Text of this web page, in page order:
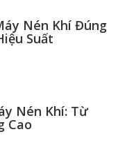
Nén Khí Đúng
Suất
Nén Khí: Từ
Cao